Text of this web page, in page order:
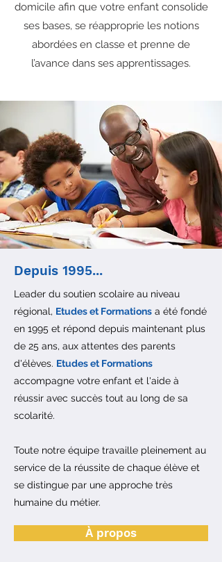
domicile afin que votre enfant consolide
ses bases, se réapproprie les notions
abordées en classe et prenne de
l’avance dans ses apprentissages.
Depuis 1995...
Leader du soutien scolaire au niveau
régional, Etudes et Formations a été fondé
en 1995 et répond depuis maintenant plus
de 25 ans, aux attentes des parents
d'élèves. Etudes et Formations
accompagne votre enfant et l'aide à
réussir avec succès tout au long de sa
scolarité.
Toute notre équipe travaille pleinement au
service de la réussite de chaque élève et
se distingue par une approche très
humaine du métier.
À propos